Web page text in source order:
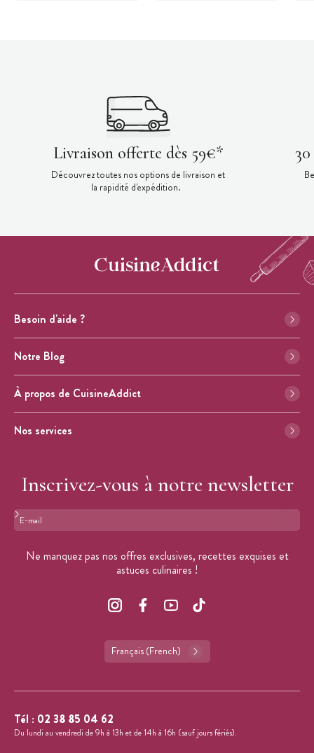
Livraison offerte dès 59€*
Découvrez toutes nos options de livraison et
la rapidité d'expédition.
Besoin d'aide ?
Notre Blog
À propos de CuisineAddict
Nos services
Inscrivez-vous à notre newsletter
Format : adresse@email.com
Ne manquez pas nos offres exclusives, recettes exquises et
astuces culinaires !
Français (French)
Tél : 02 38 85 04 62
Du lundi au vendredi de 9h à 13h et de 14h à 16h (sauf jours fériés).